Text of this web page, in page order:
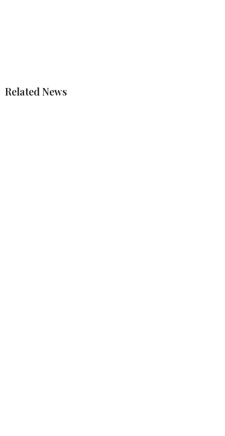
Related News